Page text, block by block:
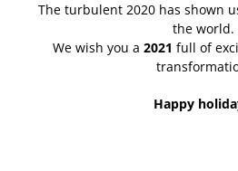
The turbulent 2020 has shown
the world.
We wish you a 2021 full of
Happy